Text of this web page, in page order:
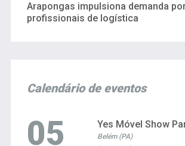
Arapongas impulsiona demanda
profissionais de logística
Calendário de eventos
05 Yes Móvel Show
Belém (PA)